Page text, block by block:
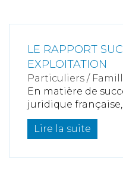
LE RAPPORT
EXPLOITATION
Particuliers /
En matière de
juridique
Lire la suite